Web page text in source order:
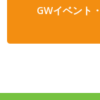
GWイベント